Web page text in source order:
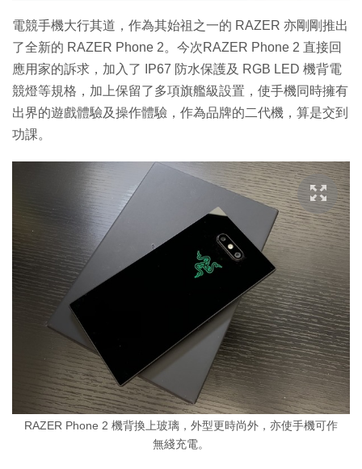
電競手機大行其道，作為其始祖之一的 RAZER 亦剛剛推出
了全新的 RAZER Phone 2。今次RAZER Phone 2 直接回
應用家的訴求，加入了 IP67 防水保護及 RGB LED 機背電
競燈等規格，加上保留了多項旗艦級設置，使手機同時擁有
出界的遊戲體驗及操作體驗，作為品牌的二代機，算是交到
功課。
RAZER Phone 2 機背換上玻璃，外型更時尚外，亦使手機可作
無綫充電。